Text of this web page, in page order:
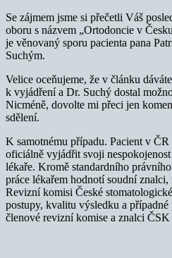
Se zájmem jsme si přečetli Váš
oboru s názvem „Ortodoncie v
je věnovaný sporu pacienta pana
Suchým.
Velice oceňujeme, že v článku
k vyjádření a Dr. Suchý dostal
Nicméně, dovolte mi přeci jen
sdělení.
K samotnému případu. Pacient v
oficiálně vyjádřit svoji
lékaře. Kromě standardního
práce lékařem hodnotí soudní
Revizní komisi České
postupy, kvalitu výsledku a
členové revizní komise a znalci